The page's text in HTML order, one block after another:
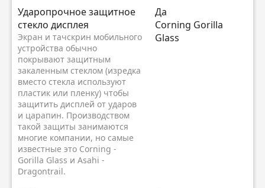
Ударопрочное защитное
стекло дисплея
Экран и тачскрин мобильного
устройства обычно
покрывают защитным
закаленным стеклом (изредка
вместо стекла используют
пластик или пленку) чтобы
защитить дисплей от ударов
и царапин. Производством
такой защиты занимаются
многие компании, но самые
известные это Corning -
Gorilla Glass и Asahi -
Dragontrail.
Да
Corning Gorilla
Glass